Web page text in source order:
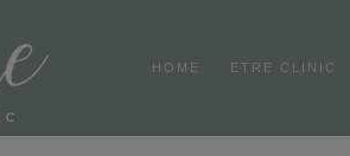
HOME ETRE CLINIC